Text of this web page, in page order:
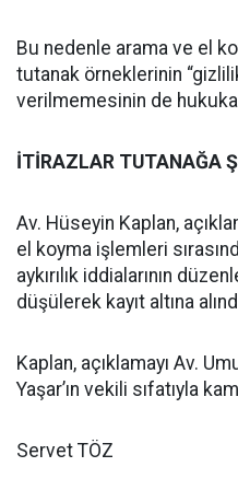
Bu nedenle arama ve el
tutanak örneklerinin
verilmemesinin de
İTİRAZLAR TUTANAĞA
Av. Hüseyin Kaplan,
el koyma işlemleri
aykırılık iddialarının
düşülerek kayıt altına
Kaplan, açıklamayı Av.
Yaşar’ın vekili sıfatıyla
Servet TÖZ